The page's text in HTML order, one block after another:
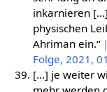
inkarnieren […]
physischen
Ahriman ein.“
Folge, 2021,
[…] je weiter